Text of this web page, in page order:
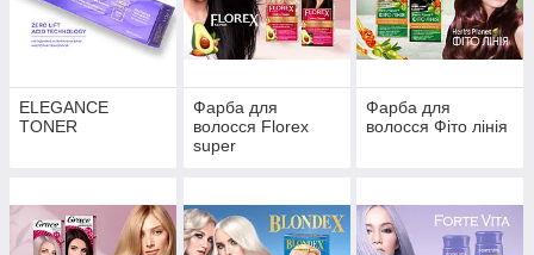
ELEGANCE
TONER
Фарба для
волосся Florex
super
Фарба для
волосся Фіто лінія